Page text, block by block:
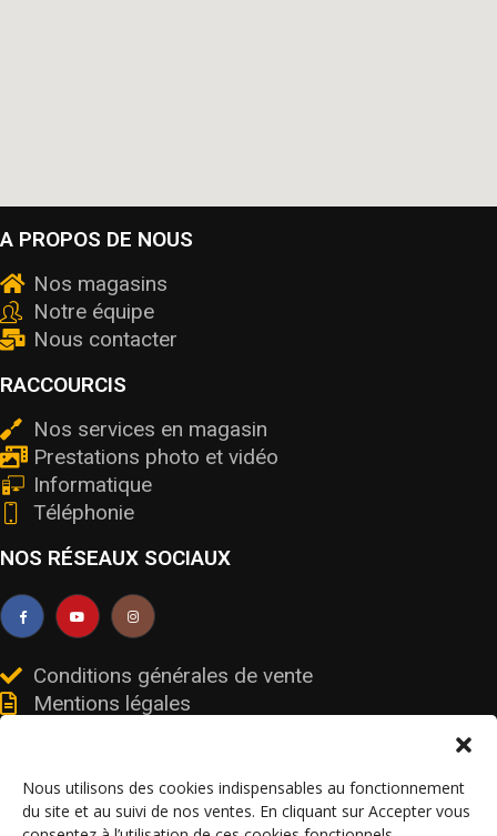
Nous utilisons des cookies indispensables au fonctionnement
du site et au suivi de nos ventes. En cliquant sur Accepter vous
A PROPOS DE NOUS
Nos magasins
Notre équipe
Nous contacter
RACCOURCIS
Nos services en magasin
Prestations photo et vidéo
Informatique
Téléphonie
NOS RÉSEAUX SOCIAUX
Conditions générales de vente
Mentions légales